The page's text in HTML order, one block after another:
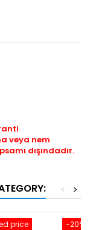
veya nem
dışındadır.
>
<
-20%
price